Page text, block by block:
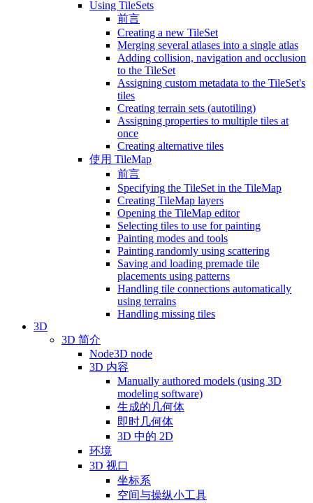
Using TileSets
前言
Creating a new TileSet
Merging several atlases into a single atlas
Adding collision, navigation and occlusion
to the TileSet
Assigning custom metadata to the TileSet's
tiles
Creating terrain sets (autotiling)
Assigning properties to multiple tiles at
once
Creating alternative tiles
使用 TileMap
前言
Specifying the TileSet in the TileMap
Creating TileMap layers
Opening the TileMap editor
Selecting tiles to use for painting
Painting modes and tools
Painting randomly using scattering
Saving and loading premade tile
placements using patterns
Handling tile connections automatically
using terrains
Handling missing tiles
3D
3D 简介
Node3D node
3D 内容
Manually authored models (using 3D
modeling software)
生成的几何体
即时几何体
3D 中的 2D
环境
3D 视口
坐标系
空间与操纵小工具